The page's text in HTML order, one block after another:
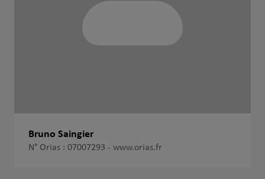
Bruno Saingier
N° Orias : 07007293 - www.orias.fr